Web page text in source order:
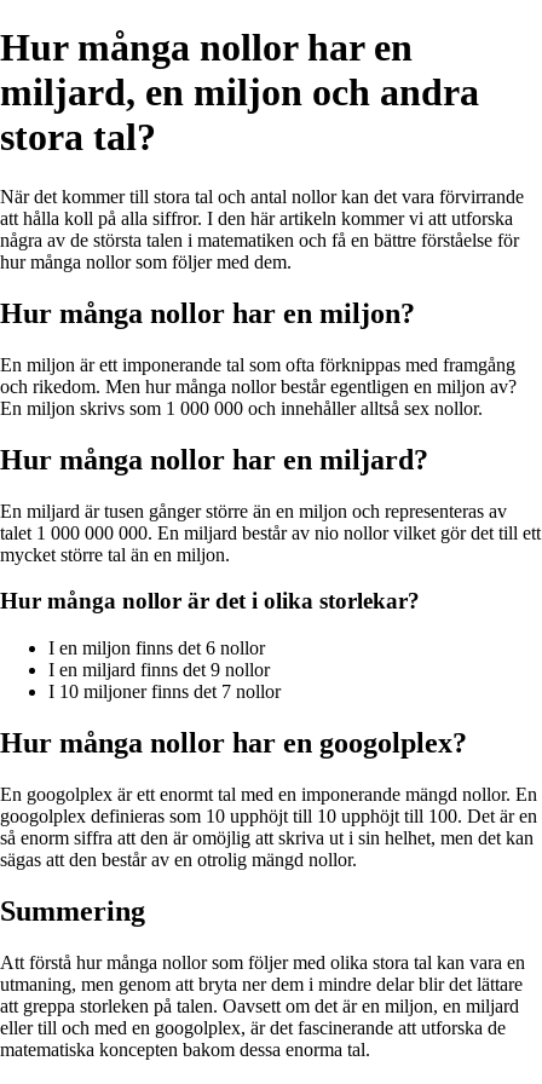
Hur många nollor har en
miljard, en miljon och andra
stora tal?
När det kommer till stora tal och antal nollor kan det vara förvirrande
att hålla koll på alla siffror. I den här artikeln kommer vi att utforska
några av de största talen i matematiken och få en bättre förståelse för
hur många nollor som följer med dem.
Hur många nollor har en miljon?
En miljon är ett imponerande tal som ofta förknippas med framgång
och rikedom. Men hur många nollor består egentligen en miljon av?
En miljon skrivs som 1 000 000 och innehåller alltså sex nollor.
Hur många nollor har en miljard?
En miljard är tusen gånger större än en miljon och representeras av
talet 1 000 000 000. En miljard består av nio nollor vilket gör det till ett
mycket större tal än en miljon.
Hur många nollor är det i olika storlekar?
I en miljon finns det 6 nollor
I en miljard finns det 9 nollor
I 10 miljoner finns det 7 nollor
Hur många nollor har en googolplex?
En googolplex är ett enormt tal med en imponerande mängd nollor. En
googolplex definieras som 10 upphöjt till 10 upphöjt till 100. Det är en
så enorm siffra att den är omöjlig att skriva ut i sin helhet, men det kan
sägas att den består av en otrolig mängd nollor.
Summering
Att förstå hur många nollor som följer med olika stora tal kan vara en
utmaning, men genom att bryta ner dem i mindre delar blir det lättare
att greppa storleken på talen. Oavsett om det är en miljon, en miljard
eller till och med en googolplex, är det fascinerande att utforska de
matematiska koncepten bakom dessa enorma tal.